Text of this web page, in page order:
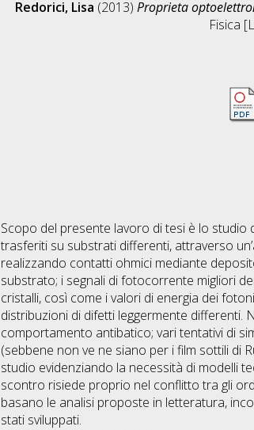
Redorici, Lisa (2013) Proprieta
Fisica
Scopo del presente lavoro di tesi è lo
trasferiti su substrati differenti, attraverso
realizzando contatti ohmici mediante
substrato; i segnali di fotocorrente migliori
cristalli, così come i valori di energia dei
distribuzioni di difetti leggermente differenti.
comportamento antibatico; vari tentativi di
(sebbene non ve ne siano per i film sottili di
studio evidenziando la necessità di modelli
scontro risiede proprio nel conflitto tra gli
basano le analisi proposte in letteratura,
stati sviluppati.